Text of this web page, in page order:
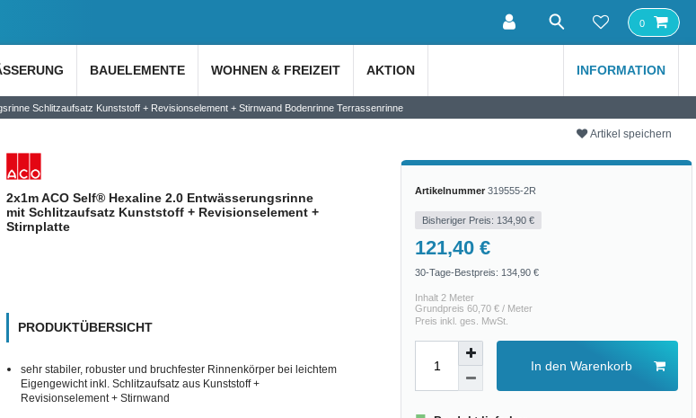
0
BAUELEMENTE WOHNEN & FREIZEIT AKTION INFORMATION
Schlitzaufsatz Kunststoff + Revisionselement + Stirnwand Bodenrinne Terrassenrinne
2x1m ACO Self® Hexaline 2.0 Entwässerungsrinne
mit Schlitzaufsatz Kunststoff + Revisionselement +
Stirnplatte
Artikel speichern
PRODUKTÜBERSICHT
sehr stabiler, robuster und bruchfester Rinnenkörper bei leichtem
Eigengewicht inkl. Schlitzaufsatz aus Kunststoff +
Revisionselement + Stirnwand
Artikelnummer319555-2R
Bisheriger Preis: 134,90 €
121,40 €
30-Tage-Bestpreis: 134,90 €
Inhalt 2 Meter
Grundpreis60,70 € / Meter
Preis inkl. ges. MwSt.
In den Warenkorb